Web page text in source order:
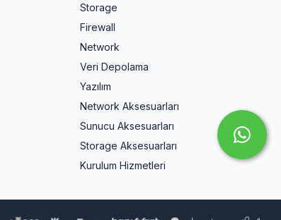
Storage
Firewall
Network
Veri Depolama
Yazılım
Network Aksesuarları
Sunucu Aksesuarları
Storage Aksesuarları
Kurulum Hizmetleri